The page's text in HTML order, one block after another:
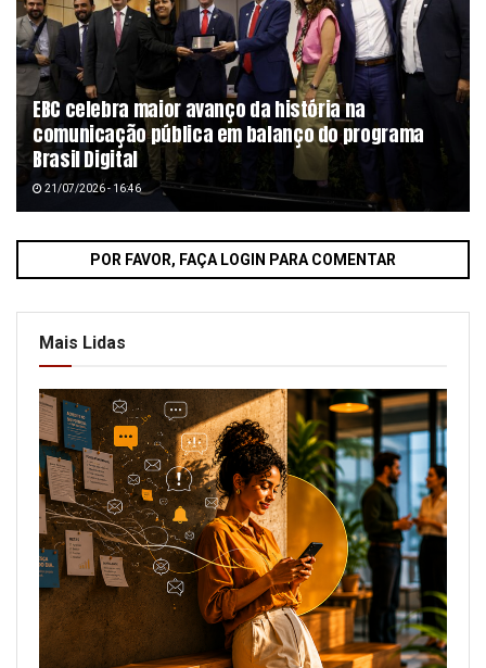
EBC celebra maior avanço da história na
comunicação pública em balanço do programa
Brasil Digital
21/07/2026 - 16:46
POR FAVOR, FAÇA LOGIN PARA COMENTAR
Mais Lidas